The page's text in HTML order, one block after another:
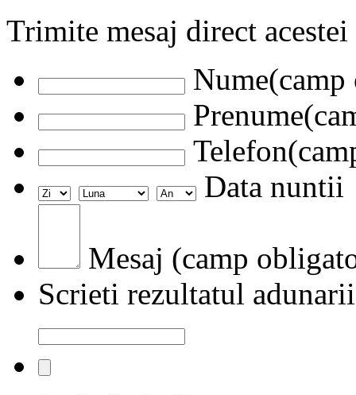
Trimite mesaj direct
Data nuntii
Mesaj (camp
Scrieti rezultatul adunarii